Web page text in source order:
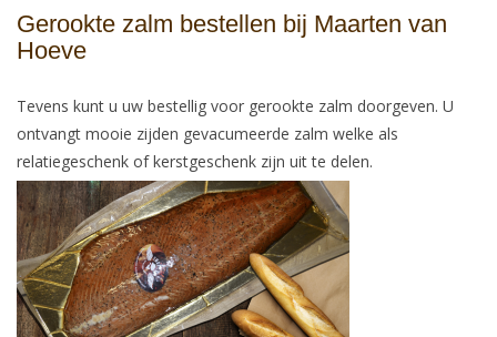
Gerookte zalm bestellen bij Maarten van
Hoeve
Tevens kunt u uw bestellig voor gerookte zalm doorgeven. U
ontvangt mooie zijden gevacumeerde zalm welke als
relatiegeschenk of kerstgeschenk zijn uit te delen.